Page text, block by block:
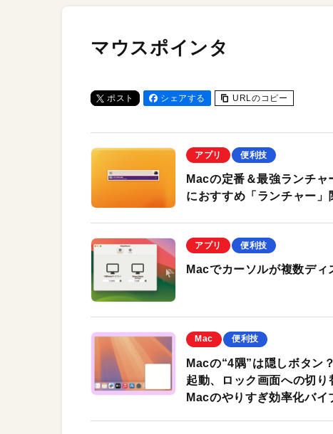
マウスポインタ
ポスト シェアする URLのコピー
アプリ 便利技
Macの定番＆最強ランチ
におすすめ「ランチャー」
アプリ 便利技
Macでカーソルが複数デ
Mac 便利技
Macの“4隅”は隠しボタン
起動、ロック画面への切
Macのやりすぎ効率化バイ